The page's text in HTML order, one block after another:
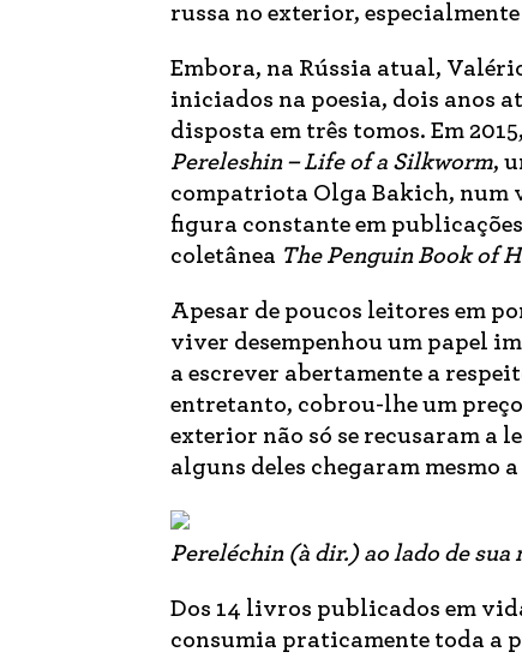
russa no exterior,
Embora, na Rússia atual,
iniciados na poesia, dois anos
disposta em três tomos. Em
Pereleshin – Life of a Silkworm,
compatriota Olga Bakich, num
figura constante em
coletânea The Penguin Book of
Apesar de poucos leitores em
viver desempenhou um papel
a escrever abertamente a
entretanto, cobrou-lhe um
exterior não só se recusaram a
alguns deles chegaram mesmo
Pereléchin (à dir.) ao lado de
Dos 14 livros publicados em
consumia praticamente toda a